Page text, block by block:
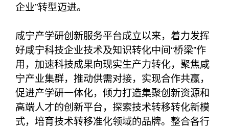
企业”转型迈进。
咸宁产学研创新服务平台成立以来，着力发挥
好咸宁科技企业技术及知识转化中间“桥梁”作
用，加速科技成果向现实生产力转化，聚焦咸
宁产业集群，推动供需对接，实现合作共赢，
促进产学研一体化，倾力打造集聚创新资源和
高端人才的创新平台，探索技术转移转化新模
式，培育技术转移准化领域的品牌。整合各行